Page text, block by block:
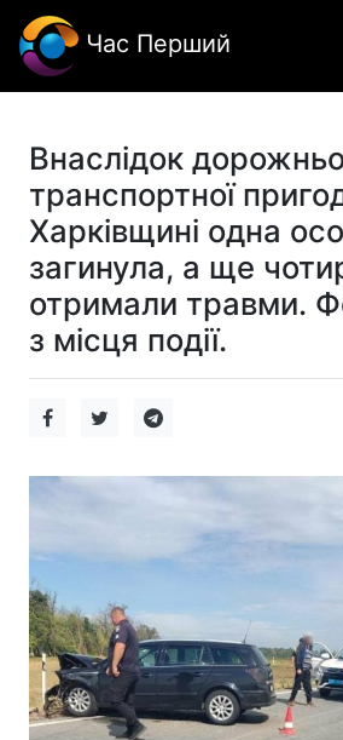
Час Перший
Внаслідок
транспортної
Харківщині одна
загинула, а ще
отримали травми.
з місця події.